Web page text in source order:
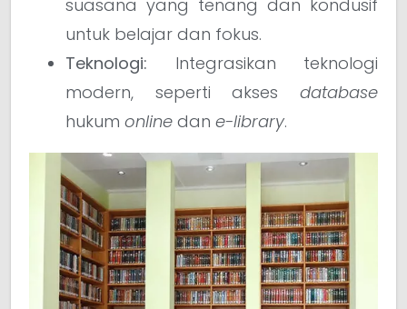
suasana yang tenang dan kondusif
untuk belajar dan fokus.
Teknologi: Integrasikan teknologi
modern, seperti akses database
hukum online dan e-library.